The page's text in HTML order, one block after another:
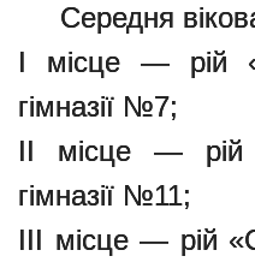
Середня
І місце — рій
гімназії №7;
ІІ місце — рій
гімназії №11;
ІІІ місце — рій